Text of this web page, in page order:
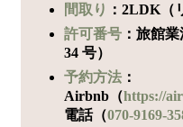
間取り ：2LDK（
許可番号 ：旅館
34 号）
予約方法 ：
Airbnb（https://
電話（070-9169-